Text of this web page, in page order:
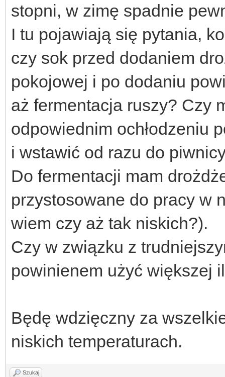
stopni, w zimę spadnie
I tu pojawiają się pytania,
czy sok przed dodaniem
pokojowej i po dodaniu
aż fermentacja ruszy? Czy
odpowiednim ochłodzeniu
i wstawić od razu do
Do fermentacji mam
przystosowane do pracy w
wiem czy aż tak niskich?).
Czy w związku z
powinienem użyć większej
Będę wdzięczny za
niskich temperaturach.
Szukaj